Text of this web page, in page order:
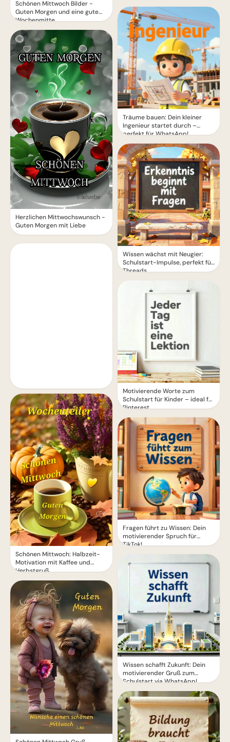
Schönen Mittwoch Bilder -
Guten Morgen und eine gute
Wochenmitte
Herzlichen Mittwochswunsch -
Guten Morgen mit Liebe
Schönen Mittwoch: Halbzeit-
Motivation mit Kaffee und
Herbstgruß
Träume bauen: Dein kleiner
Ingenieur startet durch –
perfekt für WhatsApp!
Wissen wächst mit Neugier:
Schulstart-Impulse, perfekt für
Threads
Motivierende Worte zum
Schulstart für Kinder – ideal für
Pinterest
Fragen führt zu Wissen: Dein
motivierender Spruch für
TikTok!
Wissen schafft Zukunft: Dein
motivierender Gruß zum
Schulstart via WhatsApp!